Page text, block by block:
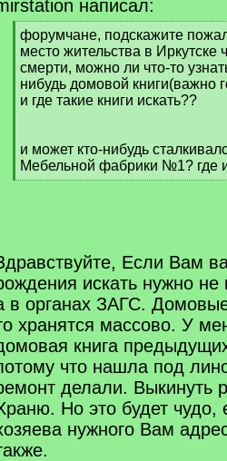
написал:
[
q
]
форумчане, подскажите
место жительства в Иркутске
смерти, можно ли что-то
нибудь домовой книги(важно
и где такие книги искать??
и может кто-нибудь
Мебельной фабрики №1? где
[
Если Вам
искать нужно
в органах ЗАГС.
хранятся массово. У
книга
что нашла под
делали. Выкинуть
Но это будет
нужного Вам